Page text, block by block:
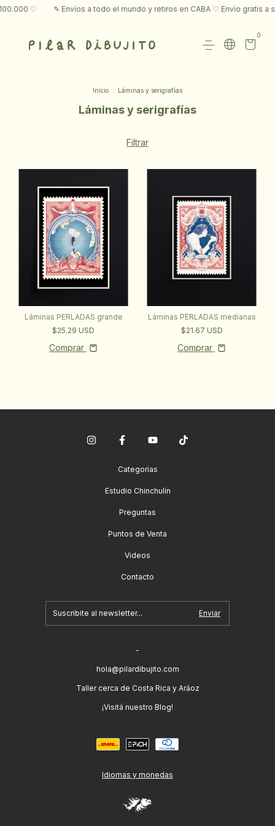
♡ ✎ Envíos a todo el mundo y retiros en CABA ♡ Envío gratis a
0
Inicio Láminas y serigrafías
Láminas y serigrafías
Filtrar
Láminas PERLADAS grande
$25.29 USD
Comprar
Láminas PERLADAS medianas
$21.67 USD
Comprar
Categorías
Estudio Chinchulín
Preguntas
Puntos de Venta
Videos
Contacto
-
hola@pilardibujito.com
Taller cerca de Costa Rica y Aráoz
¡Visitá nuestro Blog!
Idiomas y monedas